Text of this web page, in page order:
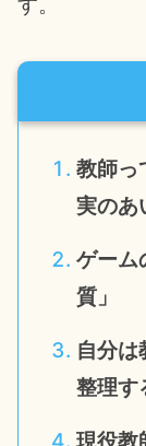
す。
教師っ
実のあ
ゲーム
質」
自分は
整理す